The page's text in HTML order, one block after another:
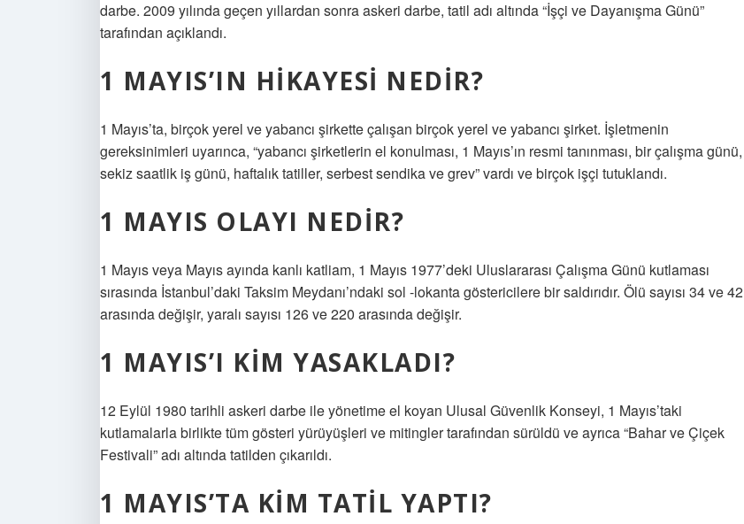
darbe. 2009 yılında geçen yıllardan sonra askeri darbe, tatil adı altında “İşçi ve Dayanışma Günü”
tarafından açıklandı.
1 MAYIS’IN HIKAYESI NEDIR?
1 Mayıs’ta, birçok yerel ve yabancı şirkette çalışan birçok yerel ve yabancı şirket. İşletmenin
gereksinimleri uyarınca, “yabancı şirketlerin el konulması, 1 Mayıs’ın resmi tanınması, bir çalışma günü,
sekiz saatlik iş günü, haftalık tatiller, serbest sendika ve grev” vardı ve birçok işçi tutuklandı.
1 MAYIS OLAYI NEDIR?
1 Mayıs veya Mayıs ayında kanlı katliam, 1 Mayıs 1977’deki Uluslararası Çalışma Günü kutlaması
sırasında İstanbul’daki Taksim Meydanı’ndaki sol -lokanta göstericilere bir saldırıdır. Ölü sayısı 34 ve 42
arasında değişir, yaralı sayısı 126 ve 220 arasında değişir.
1 MAYIS’I KIM YASAKLADI?
12 Eylül 1980 tarihli askeri darbe ile yönetime el koyan Ulusal Güvenlik Konseyi, 1 Mayıs’taki
kutlamalarla birlikte tüm gösteri yürüyüşleri ve mitingler tarafından sürüldü ve ayrıca “Bahar ve Çiçek
Festivali” adı altında tatilden çıkarıldı.
1 MAYIS’TA KIM TATIL YAPTI?